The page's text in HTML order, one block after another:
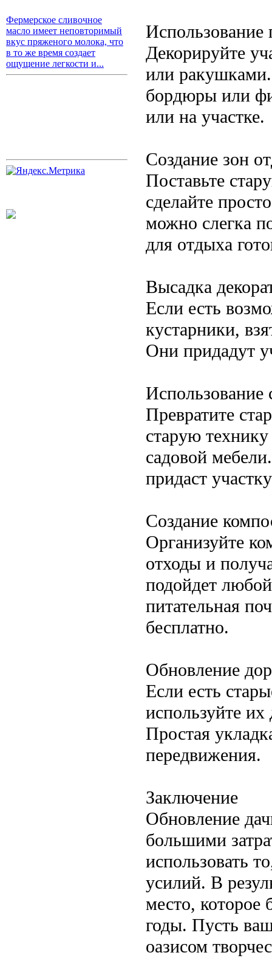
Фермерское сливочное
масло имеет неповторимый
вкус пряженого молока, что
в то же время создает
ощущение легкости и...
Использование
Декорируйте
или
бордюры или
или на участке.
Создание зон
Поставьте
сделайте
можно слегка
для отдыха
Высадка
Если есть
кустарники,
Они придадут
Использование
Превратите
старую
садовой
придаст
Создание
Организуйте
отходы и
подойдет
питательная
бесплатно.
Обновление
Если есть
используйте
Простая
передвижения.
Заключение
Обновление
большими
использовать
усилий. В
место, которое
годы. Пусть
оазисом